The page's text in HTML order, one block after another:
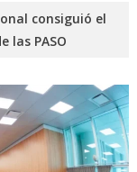
consiguió el
las PASO